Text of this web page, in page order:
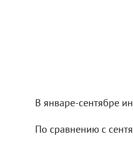
В январе-сентябре
По сравнению с